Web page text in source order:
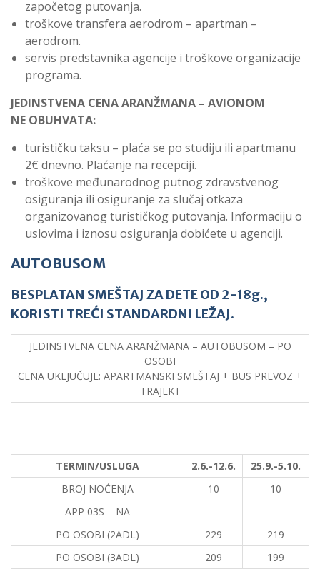
započetog putovanja.
troškove transfera aerodrom – apartman –
aerodrom.
servis predstavnika agencije i troškove organizacije
programa.
JEDINSTVENA CENAARANŽMANA – AVIONOM
NE OBUHVATA:
turističku taksu – plaća se po studiju ili apartmanu
2€ dnevno. Plaćanje na recepciji.
troškove međunarodnog putnog zdravstvenog
osiguranja ili osiguranje za slučaj otkaza
organizovanog turističkog putovanja. Informaciju o
uslovima i iznosu osiguranja dobićete u agenciji.
AUTOBUSOM
BESPLATAN SMEŠTAJ ZA DETE OD 2-18g.,
KORISTI TREĆI STANDARDNI LEŽAJ.
JEDINSTVENA CENA ARANŽMANA – AUTOBUSOM – PO
OSOBI
CENA UKLJUČUJE: APARTMANSKI SMEŠTAJ + BUS PREVOZ +
TRAJEKT
TERMIN/USLUGA 2.6.-12.6.
25.9.-5.10.
BROJ NOĆENJA
10
10
APP 03S – NA
PO OSOBI (2ADL)
229
219
PO OSOBI (3ADL)
209
199